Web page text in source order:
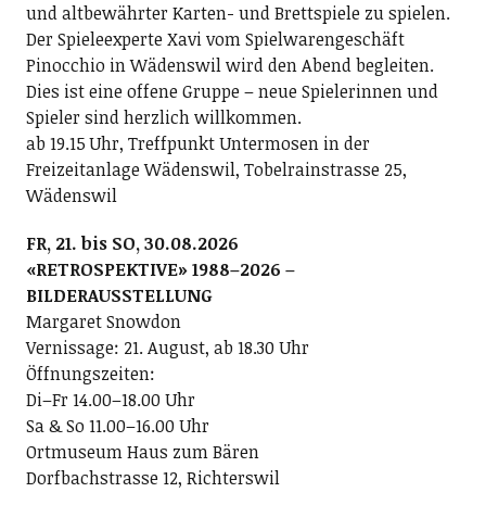
und altbewährter Karten- und Brettspiele zu spielen.
Der Spieleexperte Xavi vom Spielwarengeschäft
Pinocchio in Wädenswil wird den Abend begleiten.
Dies ist eine offene Gruppe – neue Spielerinnen und
Spieler sind herzlich willkommen.
ab 19.15 Uhr, Treffpunkt Untermosen in der
Freizeitanlage Wädenswil, Tobelrainstrasse 25,
Wädenswil
FR, 21. bis SO, 30.08.2026
«RETROSPEKTIVE» 1988–2026 –
BILDERAUSSTELLUNG
Margaret Snowdon
Vernissage: 21. August, ab 18.30 Uhr
Öffnungszeiten:
Di–Fr 14.00–18.00 Uhr
Sa & So 11.00–16.00 Uhr
Ortmuseum Haus zum Bären
Dorfbachstrasse 12, Richterswil